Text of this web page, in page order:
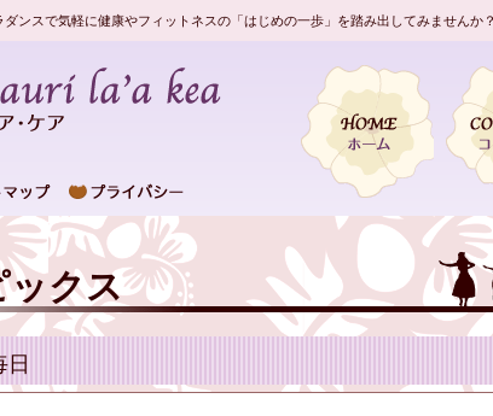
ダンスで気軽に健康やフィットネスの「はじめの一歩」を踏み出してみません
ックス
日